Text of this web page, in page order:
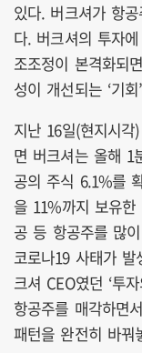
있다. 버크셔가 항
다. 버크셔의 투자
조조정이 본격화되
성이 개선되는 ‘기
지난 16일(현지시
면 버크셔는 올해 1
공의 주식 6.1%를
을 11%까지 보유
공 등 항공주를 많
코로나19 사태가
크셔 CEO였던 ‘투
항공주를 매각하면
패턴을 완전히 바꿔